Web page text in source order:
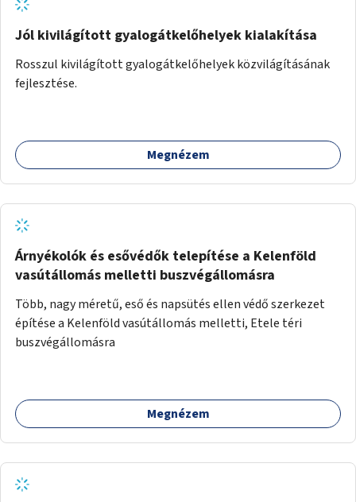
Jól kivilágított gyalogátkelőhelyek kialakítása
Rosszul kivilágított gyalogátkelőhelyek közvilágításának
fejlesztése.
Megnézem
Árnyékolók és esővédők telepítése a Kelenföld
vasútállomás melletti buszvégállomásra
Több, nagy méretű, eső és napsütés ellen védő szerkezet
építése a Kelenföld vasútállomás melletti, Etele téri
buszvégállomásra
Megnézem